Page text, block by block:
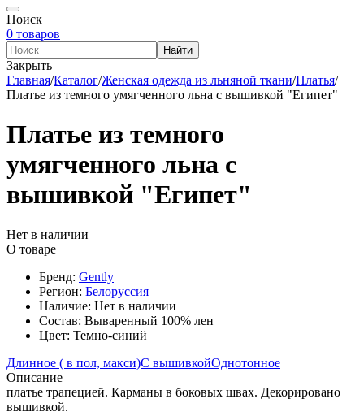
Поиск
0 товаров
Найти
Закрыть
Главная/Каталог/Женская одежда из льняной ткани/Платья/
Платье из темного умягченного льна с вышивкой "Египет"
Платье из темного
умягченного льна с
вышивкой "Египет"
Нет в наличии
О товаре
Бренд: Gently
Регион: Белоруссия
Наличие: Нет в наличии
Состав: Вываренный 100% лен
Цвет: Темно-синий
Длинное ( в пол, макси)С вышивкойОднотонное
Описание
платье трапецией. Карманы в боковых швах. Декорировано
вышивкой.